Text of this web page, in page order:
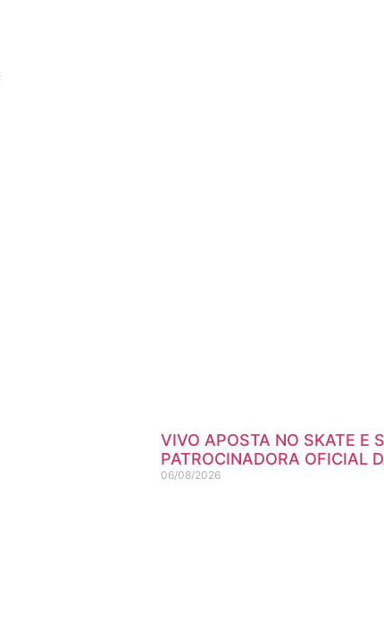
VIVO APOSTA NO SKATE E
PATROCINADORA OFICIAL
06/08/2026